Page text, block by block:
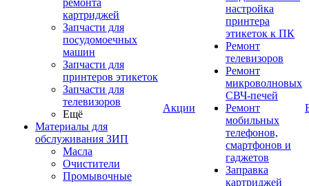
ремонта
картриджей
Запчасти для
посудомоечных
машин
Запчасти для
принтеров этикеток
Запчасти для
телевизоров
Ещё
Материалы для
обслуживания ЗИП
Масла
Очистители
Промывочные
Акции
настройка
принтера
этикеток к ПК
Ремонт
телевизоров
Ремонт
микроволновых
СВЧ-печей
Ремонт
мобильных
телефонов,
смартфонов и
гаджетов
Заправка
картриджей